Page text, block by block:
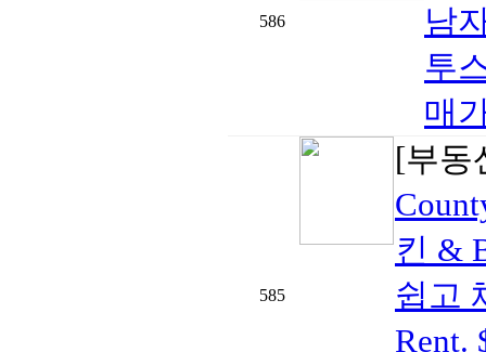
586
남
투
매
585
[부
킨 &
쉽고
Rent.